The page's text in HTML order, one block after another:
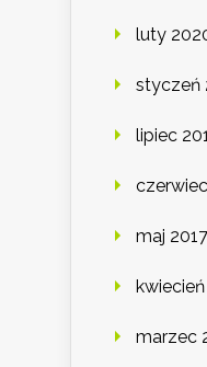
luty
styczeń
lipiec
maj 2017
marzec